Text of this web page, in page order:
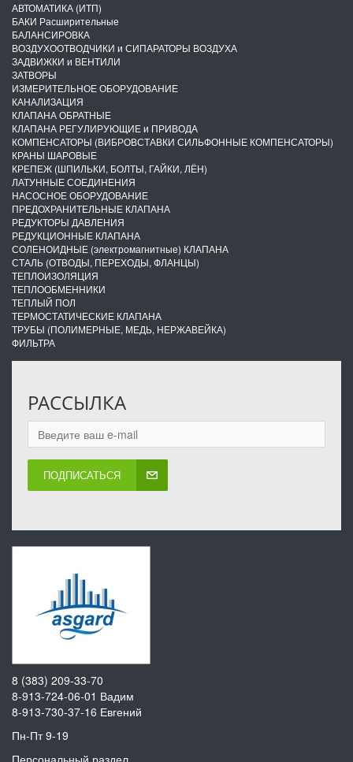
АВТОМАТИКА (ИТП)
БАКИ Расширительные
БАЛАНСИРОВКА
ВОЗДУХООТВОДЧИКИ и СИПАРАТОРЫ ВОЗДУХА
ЗАДВИЖКИ и ВЕНТИЛИ
ЗАТВОРЫ
ИЗМЕРИТЕЛЬНОЕ ОБОРУДОВАНИЕ
КАНАЛИЗАЦИЯ
КЛАПАНА ОБРАТНЫЕ
КЛАПАНА РЕГУЛИРУЮЩИЕ и ПРИВОДА
КОМПЕНСАТОРЫ (ВИБРОВСТАВКИ СИЛЬФОННЫЕ КОМПЕНСАТОРЫ)
КРАНЫ ШАРОВЫЕ
КРЕПЕЖ (ШПИЛЬКИ, БОЛТЫ, ГАЙКИ, ЛЁН)
ЛАТУННЫЕ СОЕДИНЕНИЯ
НАСОСНОЕ ОБОРУДОВАНИЕ
ПРЕДОХРАНИТЕЛЬНЫЕ КЛАПАНА
РЕДУКТОРЫ ДАВЛЕНИЯ
РЕДУКЦИОННЫЕ КЛАПАНА
СОЛЕНОИДНЫЕ (электромагнитные) КЛАПАНА
СТАЛЬ (ОТВОДЫ, ПЕРЕХОДЫ, ФЛАНЦЫ)
ТЕПЛОИЗОЛЯЦИЯ
ТЕПЛООБМЕННИКИ
ТЕПЛЫЙ ПОЛ
ТЕРМОСТАТИЧЕСКИЕ КЛАПАНА
ТРУБЫ (ПОЛИМЕРНЫЕ, МЕДЬ, НЕРЖАВЕЙКА)
ФИЛЬТРА
РАССЫЛКА
ПОДПИСАТЬСЯ
8 (383) 209-33-70
8-913-724-06-01 Вадим
8-913-730-37-16 Евгений
Пн-Пт 9-19